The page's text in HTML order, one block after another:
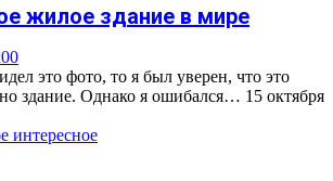
жилое здание в мире
0
это фото, то я был уверен, что это
здание. Однако я ошибался… 15 октября
интересное